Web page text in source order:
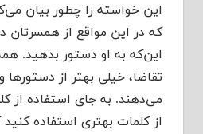
این خواسته را چطور بیان
که در این مواقع از همسرتان
این‌که به او دستور بدهید.
تقاضا، خیلی بهتر از
می‌دهند. به جای استفاده از
از کلمات بهتری استفاده کنید